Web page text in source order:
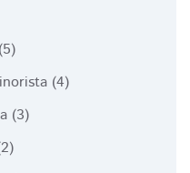
(5)
(4)
(3)